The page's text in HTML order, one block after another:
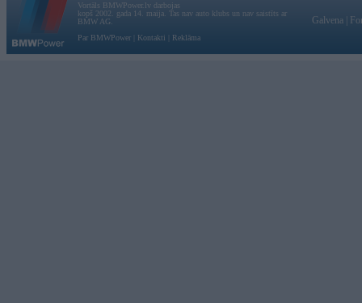
Vortāls BMWPower.lv darbojas
kopš 2002. gada 14. maija. Tas nav auto klubs un nav saistīts ar
BMW AG.
Par BMWPower
Kontakti Reklāma
Galvena